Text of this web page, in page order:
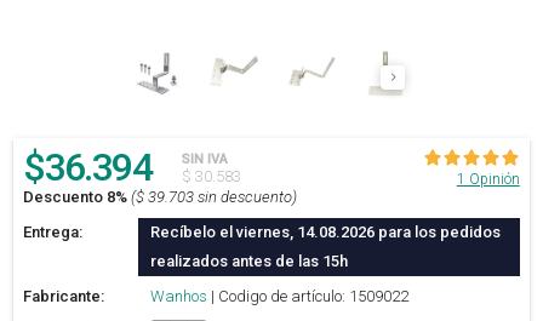
$36.394 SIN IVA
$ 30.583 1 Opinión
Descuento 8% ($ 39.703 sin descuento)
Entrega:
Recíbelo el viernes, 14.08.2026 para los pedidos
realizados antes de las 15h
Fabricante:
Wanhos | Codigo de artículo: 1509022